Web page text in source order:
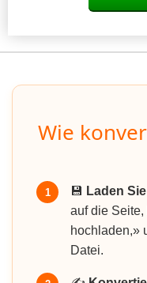
Wie
1 💾 Laden
auf die
hochladen,»
Datei.